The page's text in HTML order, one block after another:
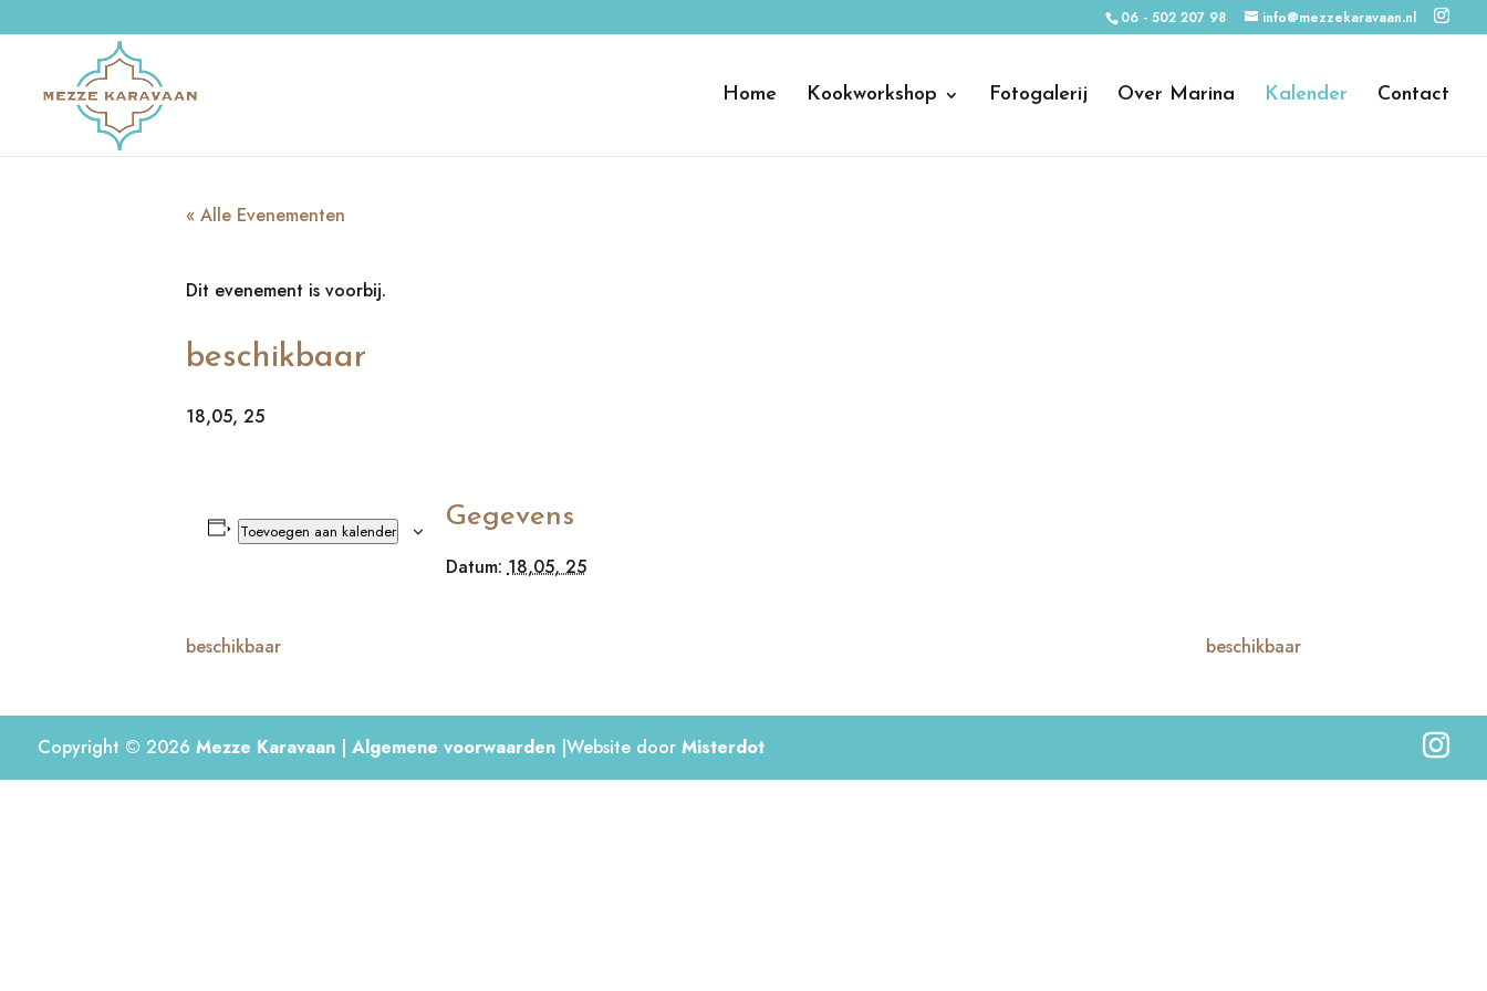
06 - 502 207 98 info@mezzekaravaan.nl
Home Kookworkshop Fotogalerij Over Marina Kalender Contact
« Alle Evenementen
Dit evenement is voorbij.
beschikbaar
18,05, 25
Toevoegen aan kalender Gegevens
Datum: 18,05, 25
beschikbaar beschikbaar
Copyright © 2026 Mezze Karavaan| Algemene voorwaarden|Website door Misterdot